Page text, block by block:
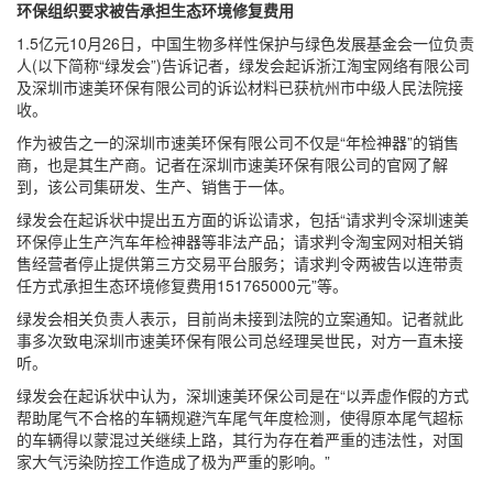
环保组织要求被告承担生态环境修复费用
1.5亿元10月26日，中国生物多样性保护与绿色发展基金会一位负责
人(以下简称“绿发会”)告诉记者，绿发会起诉浙江淘宝网络有限公司
及深圳市速美环保有限公司的诉讼材料已获杭州市中级人民法院接
收。
作为被告之一的深圳市速美环保有限公司不仅是“年检神器”的销售
商，也是其生产商。记者在深圳市速美环保有限公司的官网了解
到，该公司集研发、生产、销售于一体。
绿发会在起诉状中提出五方面的诉讼请求，包括“请求判令深圳速美
环保停止生产汽车年检神器等非法产品；请求判令淘宝网对相关销
售经营者停止提供第三方交易平台服务；请求判令两被告以连带责
任方式承担生态环境修复费用151765000元”等。
绿发会相关负责人表示，目前尚未接到法院的立案通知。记者就此
事多次致电深圳市速美环保有限公司总经理吴世民，对方一直未接
听。
绿发会在起诉状中认为，深圳速美环保公司是在“以弄虚作假的方式
帮助尾气不合格的车辆规避汽车尾气年度检测，使得原本尾气超标
的车辆得以蒙混过关继续上路，其行为存在着严重的违法性，对国
家大气污染防控工作造成了极为严重的影响。”